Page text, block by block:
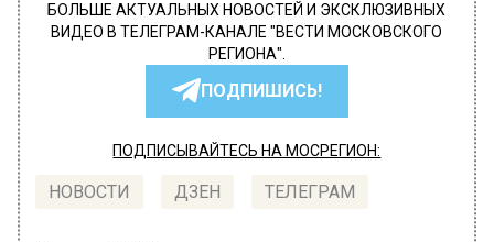
БОЛЬШЕ АКТУАЛЬНЫХ НОВОСТЕЙ И ЭКСКЛЮЗИВНЫХ
ВИДЕО В ТЕЛЕГРАМ-КАНАЛЕ "ВЕСТИ МОСКОВСКОГО
РЕГИОНА".
ПОДПИШИСЬ!
ПОДПИСЫВАЙТЕСЬ НА МОСРЕГИОН:
НОВОСТИ ДЗЕН ТЕЛЕГРАМ